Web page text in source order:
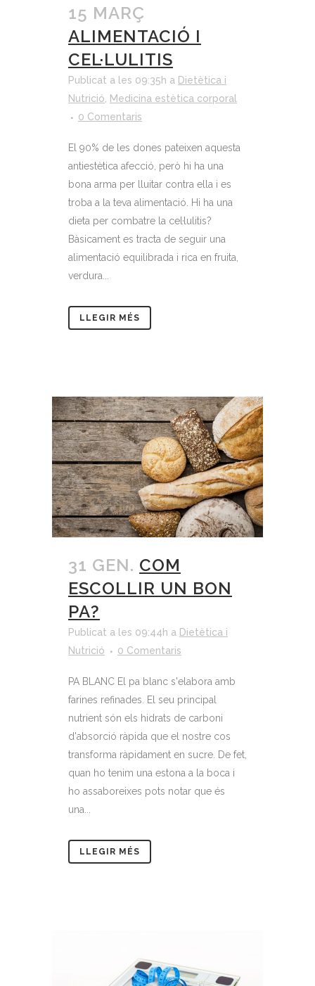
15 MARÇ
ALIMENTACIÓ I
CEL·LULITIS
Publicat a les 09:35h a Dietètica i
Nutrició, Medicina estètica corporal
0 Comentaris
El 90% de les dones pateixen aquesta
antiestètica afecció, però hi ha una
bona arma per lluitar contra ella i es
troba a la teva alimentació. Hi ha una
dieta per combatre la cel·lulitis?
Bàsicament es tracta de seguir una
alimentació equilibrada i rica en fruita,
verdura...
LLEGIR MÉS
31 GEN. COM
ESCOLLIR UN BON
PA?
Publicat a les 09:44h a Dietètica i
Nutrició
0 Comentaris
PA BLANC El pa blanc s'elabora amb
farines refinades. El seu principal
nutrient són els hidrats de carboni
d'absorció ràpida que el nostre cos
transforma ràpidament en sucre. De fet,
quan ho tenim una estona a la boca i
ho assaboreixes pots notar que és
una...
LLEGIR MÉS